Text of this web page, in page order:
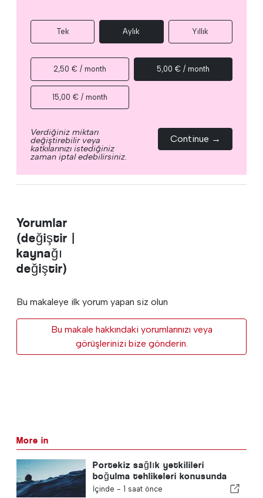
Tek Aylık Yıllık
2,50 € / month 5,00 € / month
15,00 € / month
Verdiğiniz miktarı
değiştirebilir veya
katkılarınızı istediğiniz
zaman iptal edebilirsiniz.
Continue →
Yorumlar
(değiştir |
kaynağı
değiştir)
Bu makaleye ilk yorum yapan siz olun
Bu makale hakkındaki yorumlarınızı veya
görüşlerinizi bize gönderin.
More in
Portekiz sağlık yetkilileri
boğulma tehlikeleri konusunda
uyardı
İçinde - 1 saat önce